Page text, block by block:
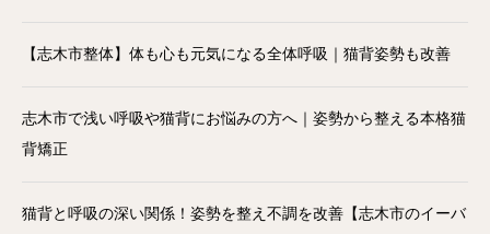
【志木市整体】体も心も元気になる全体呼吸｜猫背姿勢も改善
志木市で浅い呼吸や猫背にお悩みの方へ｜姿勢から整える本格猫
背矯正
猫背と呼吸の深い関係！姿勢を整え不調を改善【志木市のイーバ